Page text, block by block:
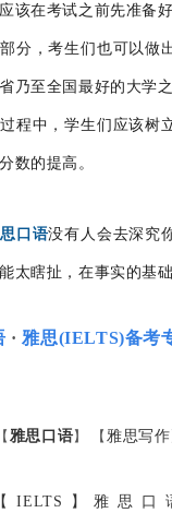
该在考试之前先准备
分，考生们也可以做
乃至全国最好的大学之
程中，学生们应该树
数的提高。
口语没有人会去深究
太瞎扯，在事实的基
·雅思(IELTS)备考
雅思口语】 【雅思写作
【IELTS】雅思